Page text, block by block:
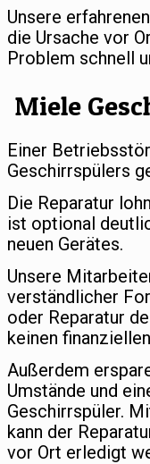
Unsere
die Ursache vor
Problem schnell
Miele
Einer
Geschirrspülers
Die Reparatur
ist optional
neuen Gerätes.
Unsere
verständlicher
oder Reparatur
keinen
Außerdem
Umstände und
Geschirrspüler.
kann der
vor Ort erledigt